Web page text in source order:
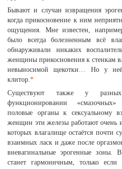
Бывают и случаи извращения
когда прикосновение к ним
ощущения. Мне известен,
было всегда болезненным всё
обнаруживали никаких
женщины прикосновения к стенкам
невыносимой щекотки… Но у неё
клитор.*
Существуют также у
функционировании
половые органы к сексуальному
женщин эти железы работают очень
которых влагалище остаётся почти
взаимных ласк и даже после
вневагинальные эрогенные зоны.
станет гармоничным, только если